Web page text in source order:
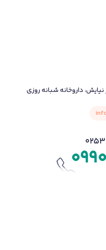
نیایش، داروخانه شبانه روزی
0253